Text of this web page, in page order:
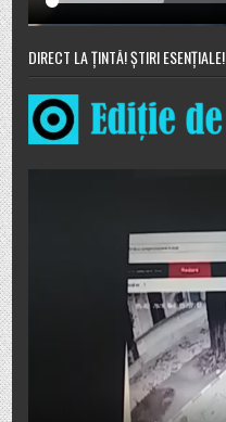
DIRECT LA ȚINTĂ! ȘTIRI ESENȚIALE!